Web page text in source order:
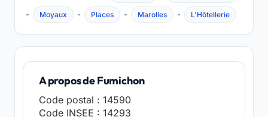
- Moyaux - Places - Marolles - L'Hôtellerie
A propos de Fumichon
Code postal : 14590
Code INSEE : 14293